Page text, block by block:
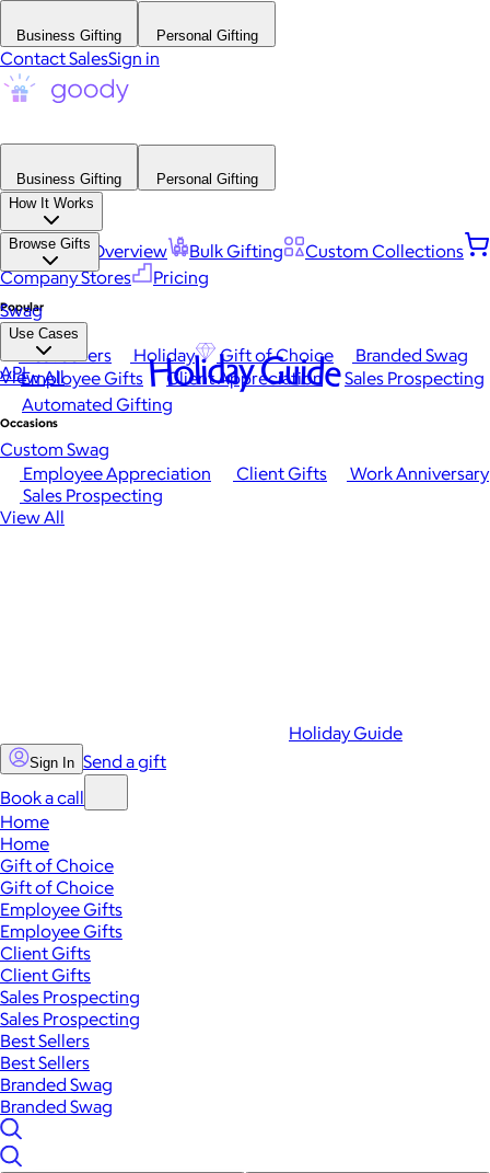
Business Gifting Personal Gifting
Contact SalesSign in
Business Gifting
Personal Gifting
How It Works
Platform Overview Bulk Gifting
Custom Collections
Company Stores
Pricing
Browse Gifts
Popular
Best Sellers Holiday Gift of Choice
Branded Swag
View All
Occasions
Employee Appreciation Client Gifts
Work Anniversary
Sales Prospecting
View All
Swag
Use Cases
Employee Gifts Client Appreciation
Sales Prospecting
Automated Gifting
Custom Swag
API Holiday Guide
Holiday Guide
Sign In Send a gift
Book a call
Home
Home
Gift of Choice
Gift of Choice
Employee Gifts
Employee Gifts
Client Gifts
Client Gifts
Sales Prospecting
Sales Prospecting
Best Sellers
Best Sellers
Branded Swag
Branded Swag